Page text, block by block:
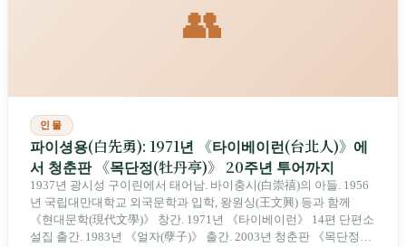
👥
인물
파이셩용(白先勇): 1971년 《타이베이런(台北人)》에
서 청춘판 《목단정(牡丹亭)》 20주년 투어까지
1937년 광시성 구이린에서 태어남. 바이충시(白崇禧)의 아들. 1956
년 국립대만대학교 외국문학과 입학, 왕원싱(王文興) 등과 함께
《현대문학(現代文學)》 창간. 1971년 《타이베이런》 14편 단편소
설집 출간. 1983년 《얼자(孽子)》 출간. 2003년 청춘판 《목단정》